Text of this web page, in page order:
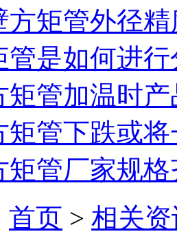
方矩管外径
管是如何进
矩管加温时
矩管下跌或
矩管厂家规格
首页 > 相关